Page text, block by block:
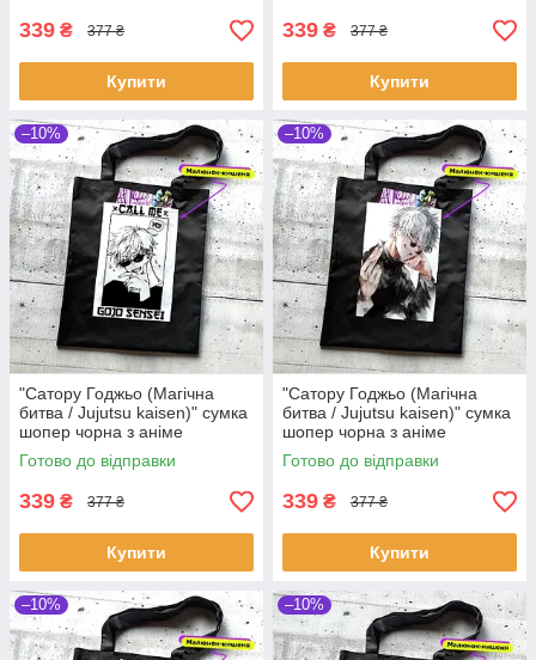
339 ₴ 377 ₴
Купити
339 ₴ 377 ₴
Купити
–10%
"Сатору Годжьо (Магічна
битва / Jujutsu kaisen)" сумка
шопер чорна з аніме
малюнком та кишенею
Готово до відправки
339 ₴ 377 ₴
Купити
–10%
"Сатору Годжьо (Магічна
битва / Jujutsu kaisen)" сумка
шопер чорна з аніме
малюнком та кишенею
Готово до відправки
339 ₴ 377 ₴
Купити
–10% –10%